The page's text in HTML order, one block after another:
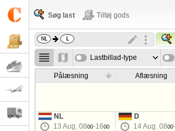
Søg last Tilføj gods
Lastbillad-type
Pålæsning Aflæsning
NL
13 Aug. 0800-1600
D
14 Aug. 0800